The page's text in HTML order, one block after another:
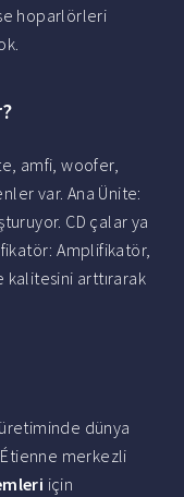
hoparlörleri
amfi, woofer,
var. Ana Ünite:
CD çalar ya
Amplifikatör,
kalitesini arttırarak
dünya
merkezli
için